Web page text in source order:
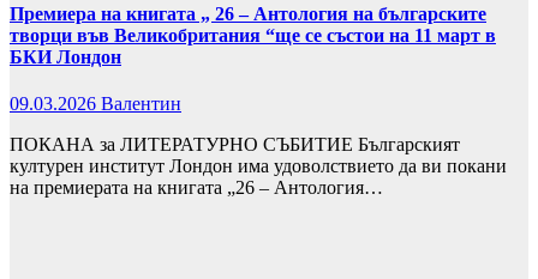
Премиера на книгата „ 26 – Антология на българските
творци във Великобритания “ще се състои на 11 март в
БКИ Лондон
09.03.2026 Валентин
ПОКАНА за ЛИТЕРАТУРНО СЪБИТИЕ Българският
културен институт Лондон има удоволствието да ви покани
на премиерата на книгата „26 – Антология…